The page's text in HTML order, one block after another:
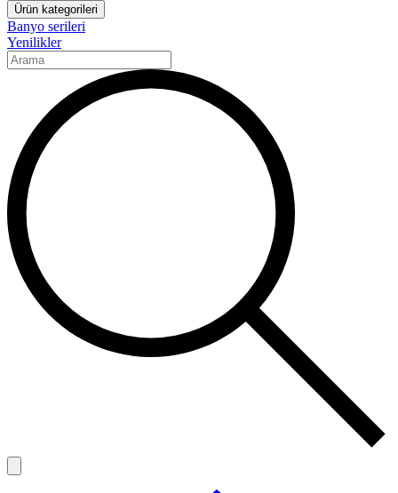
Ürün kategorileri
Banyo serileri
Yenilikler